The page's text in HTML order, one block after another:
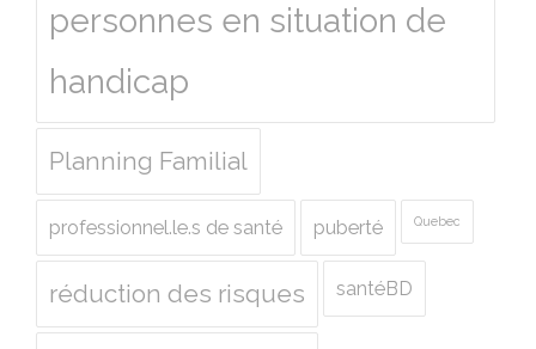
personnes en situation de
handicap
Planning Familial
professionnel.le.s de santé puberté Quebec
réduction des risques santéBD